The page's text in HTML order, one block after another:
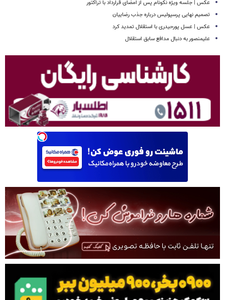
عکس | جلسه ویژه نکونام پس از امضای قرارداد با تراکتور
تصمیم نهایی پرسپولیس درباره جذب رضاییان
عکس | عسل پورحیدری با استقلال تمدید کرد
علیمنصور به دنبال مدافع سابق استقلال